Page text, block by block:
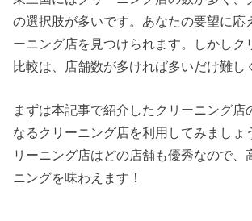
の選択肢が多いです。あなたの要望に応
ーニング店を見つけられます。しかしク
比較は、店舗数が多ければ多いだけ難し
まずは本記事で紹介したクリーニング店
なるクリーニング店を利用してみましょ
リーニング店はどの店舗も優秀なので、
ニングを味わえます！